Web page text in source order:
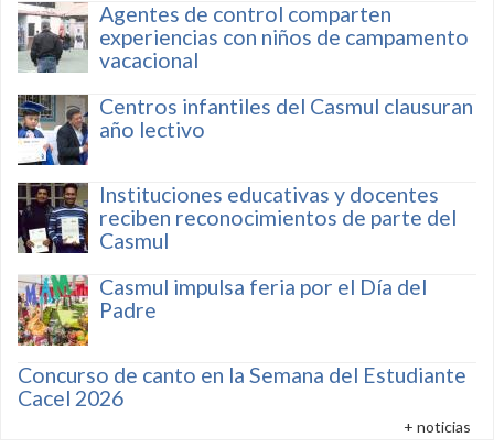
Agentes de control comparten
experiencias con niños de campamento
vacacional
Centros infantiles del Casmul clausuran
año lectivo
Instituciones educativas y docentes
reciben reconocimientos de parte del
Casmul
Casmul impulsa feria por el Día del
Padre
Concurso de canto en la Semana del Estudiante
Cacel 2026
+ noticias